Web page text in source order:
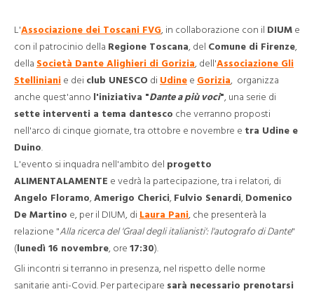
L'Associazione dei Toscani FVG, in collaborazione con il DIUM e
con il patrocinio della Regione Toscana, del Comune di Firenze,
della Società Dante Alighieri di Gorizia, dell'Associazione Gli
Stelliniani e dei club UNESCO di Udine e Gorizia, organizza
anche quest'anno l'iniziativa "Dante a più voci", una serie di
sette interventi a tema dantesco che verranno proposti
nell'arco di cinque giornate, tra ottobre e novembre e tra Udine e
Duino.
L'evento si inquadra nell'ambito del progetto
ALIMENTALAMENTE e vedrà la partecipazione, tra i relatori, di
Angelo Floramo,Amerigo Cherici, Fulvio Senardi, Domenico
De Martino e, per il DIUM, di Laura Pani, che presenterà la
relazione "Alla ricerca del 'Graal degli italianisti': l'autografo di Dante"
(lunedì 16 novembre, ore 17:30).
Gli incontri si terranno in presenza, nel rispetto delle norme
sanitarie anti-Covid. Per partecipare sarà necessario prenotarsi